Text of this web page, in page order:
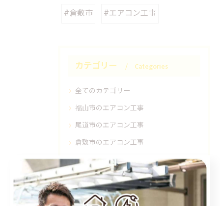
#倉敷市 #エアコン工事
カテゴリー Categories
全てのカテゴリー
福山市のエアコン工事
尾道市のエアコン工事
倉敷市のエアコン工事
アンテナ工事
電気工事
お知らせ